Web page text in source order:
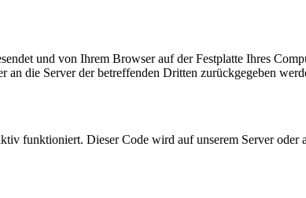
und von Ihrem Browser auf der Festplatte Ihres
an die Server der betreffenden Dritten zurückgegeben
funktioniert. Dieser Code wird auf unserem Server oder